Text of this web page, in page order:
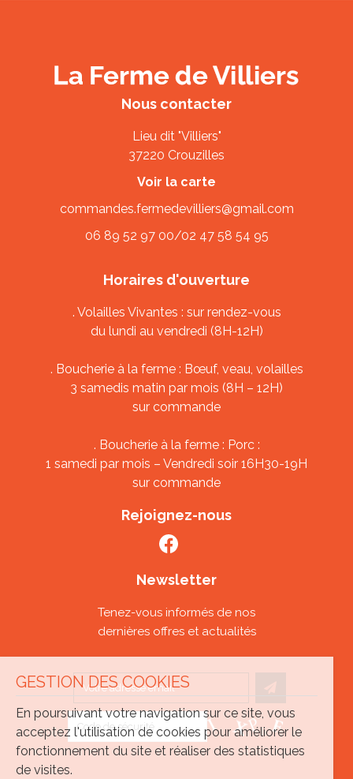
Nous contacter
Lieu dit "Villiers"
37220 Crouzilles
Voir la carte
commandes.fermedevilliers@gmail.com
06 89 52 97 00/02 47 58 54 95
Horaires d'ouverture
. Volailles Vivantes : sur rendez-vous
du lundi au vendredi (8H-12H)
. Boucherie à la ferme : Bœuf, veau, volailles
3 samedis matin par mois (8H – 12H)
sur commande
. Boucherie à la ferme : Porc :
1 samedi par mois – Vendredi soir 16H30-19H
sur commande
Rejoignez-nous
Newsletter
Tenez-vous informés de nos
dernières offres et actualités
GESTION DES COOKIES
En poursuivant votre navigation sur ce site, vous
acceptez l'utilisation de cookies pour améliorer le
fonctionnement du site et réaliser des statistiques
de visites.